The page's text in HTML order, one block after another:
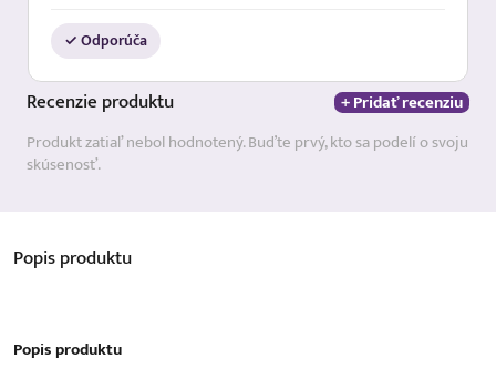
✓ Odporúča
Recenzie produktu
+ Pridať recenziu
Produkt zatiaľ nebol hodnotený. Buďte prvý, kto sa podelí o svoju
skúsenosť.
Popisproduktu
Popis produktu